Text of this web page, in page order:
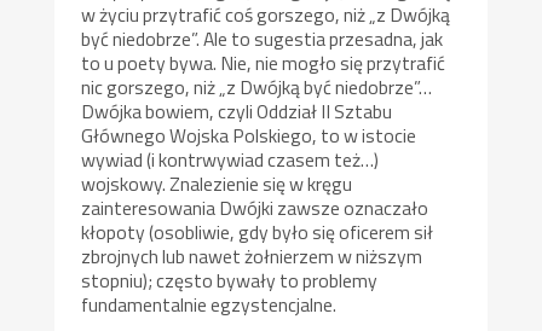
w życiu przytrafić coś gorszego, niż „z Dwójką
być niedobrze”. Ale to sugestia przesadna, jak
to u poety bywa. Nie, nie mogło się przytrafić
nic gorszego, niż „z Dwójką być niedobrze”…
Dwójka bowiem, czyli Oddział II Sztabu
Głównego Wojska Polskiego, to w istocie
wywiad (i kontrwywiad czasem też…)
wojskowy. Znalezienie się w kręgu
zainteresowania Dwójki zawsze oznaczało
kłopoty (osobliwie, gdy było się oficerem sił
zbrojnych lub nawet żołnierzem w niższym
stopniu); często bywały to problemy
fundamentalnie egzystencjalne.